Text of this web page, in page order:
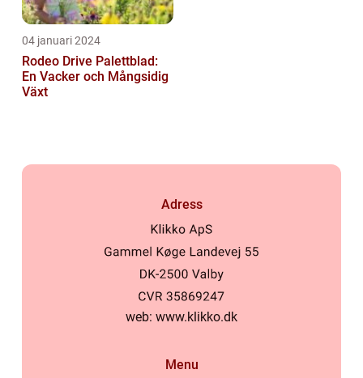
04 januari 2024
Rodeo Drive Palettblad:
En Vacker och Mångsidig
Växt
Adress
web: www.klikko.dk
Menu